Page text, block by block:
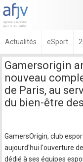
Actualités eSport
Gamersorigin
nouveau
de Paris, au
du bien-être
GamersOrigin, club
aujourd'hui l'ouverture
dédié à ses équipes